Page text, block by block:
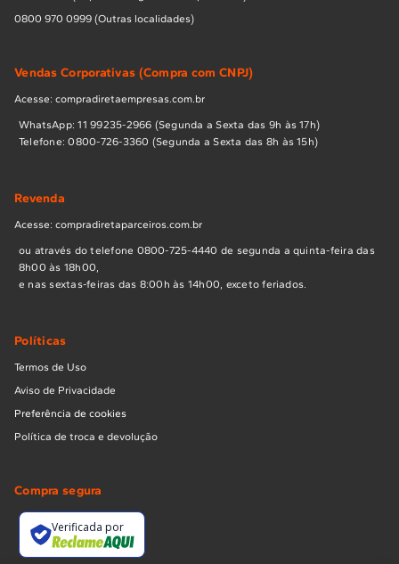
0800 970 0999 (Outras localidades)
Vendas Corporativas (Compra com CNPJ)
Acesse: compradiretaempresas.com.br
WhatsApp: 11 99235-2966 (Segunda a Sexta das 9h às 17h)
Telefone: 0800-726-3360 (Segunda a Sexta das 8h às 15h)
Revenda
Acesse: compradiretaparceiros.com.br
ou através do telefone 0800-725-4440 de segunda a quinta-feira das
8h00 às 18h00,
e nas sextas-feiras das 8:00h às 14h00, exceto feriados.
Políticas
Termos de Uso
Aviso de Privacidade
Preferência de cookies
Política de troca e devolução
Compra segura
Verificada por